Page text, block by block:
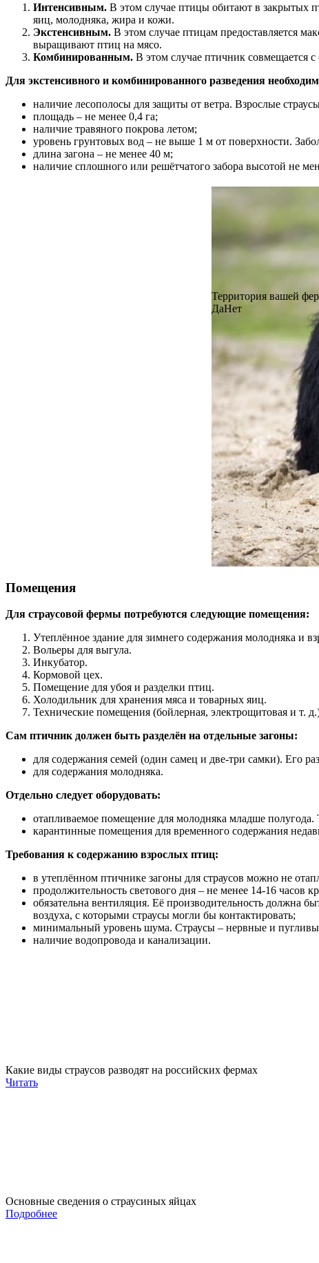
Интенсивным. В этом случае птицы обитают в закрытых
яиц, молодняка, жира и кожи.
Экстенсивным. В этом случае птицам предоставляется
выращивают птиц на мясо.
Комбинированным. В этом случае птичник совмещается
Для экстенсивного и комбинированного разведения
наличие лесополосы для защиты от ветра. Взрослые
площадь – не менее 0,4 га;
наличие травяного покрова летом;
уровень грунтовых вод – не выше 1 м от поверхности.
длина загона – не менее 40 м;
наличие сплошного или решётчатого забора высотой не
Территория вашей
ДаНет
Помещения
Для страусовой фермы потребуются следующие помещения:
Утеплённое здание для зимнего содержания молодняка и
Вольеры для выгула.
Инкубатор.
Кормовой цех.
Помещение для убоя и разделки птиц.
Холодильник для хранения мяса и товарных яиц.
Технические помещения (бойлерная, электрощитовая и т.
Сам птичник должен быть разделён на отдельные загоны:
для содержания семей (один самец и две-три самки). Его
для содержания молодняка.
Отдельно следует оборудовать:
отапливаемое помещение для молодняка младше
карантинные помещения для временного содержания
Требования к содержанию взрослых птиц:
в утеплённом птичнике загоны для страусов можно не
продолжительность светового дня – не менее 14-16 часов
обязательна вентиляция. Её производительность должна
воздуха, с которыми страусы могли бы контактировать;
минимальный уровень шума. Страусы – нервные и
наличие водопровода и канализации.
Какие виды страусов разводят на российских фермах
Читать
Основные сведения о страусиных яйцах
Подробнее